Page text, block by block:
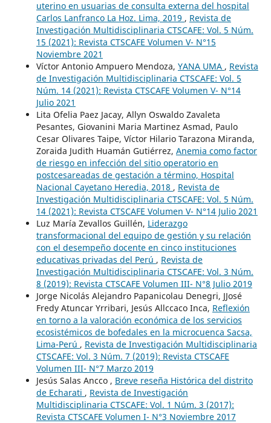
uterino en usuarias de consulta externa del hospital
Carlos Lanfranco La Hoz. Lima, 2019 , Revista de
Investigación Multidisciplinaria CTSCAFE: Vol. 5 Núm.
15 (2021): Revista CTSCAFE Volumen V- N°15
Noviembre 2021
Víctor Antonio Ampuero Mendoza, YANA UMA , Revista
de Investigación Multidisciplinaria CTSCAFE: Vol. 5
Núm. 14 (2021): Revista CTSCAFE Volumen V- N°14
Julio 2021
Lita Ofelia Paez Jacay, Allyn Oswaldo Zavaleta
Pesantes, Giovanini Maria Martinez Asmad, Paulo
Cesar Olivares Taipe, Víctor Hilario Tarazona Miranda,
Zoraida Judith Huamán Gutiérrez, Anemia como factor
de riesgo en infección del sitio operatorio en
postcesareadas de gestación a término, Hospital
Nacional Cayetano Heredia, 2018 , Revista de
Investigación Multidisciplinaria CTSCAFE: Vol. 5 Núm.
14 (2021): Revista CTSCAFE Volumen V- N°14 Julio 2021
Luz María Zevallos Guillén, Liderazgo
transformacional del equipo de gestión y su relación
con el desempeño docente en cinco instituciones
educativas privadas del Perú , Revista de
Investigación Multidisciplinaria CTSCAFE: Vol. 3 Núm.
8 (2019): Revista CTSCAFE Volumen III- N°8 Julio 2019
Jorge Nicolás Alejandro Papanicolau Denegri, JJosé
Fredy Atuncar Yrribari, Jesús Allccaco Inca, Reflexión
en torno a la valoración económica de los servicios
ecosistémicos de bofedales en la microcuenca Sacsa,
Lima-Perú , Revista de Investigación Multidisciplinaria
CTSCAFE: Vol. 3 Núm. 7 (2019): Revista CTSCAFE
Volumen III- N°7 Marzo 2019
Jesús Salas Ancco , Breve reseña Histórica del distrito
de Echarati , Revista de Investigación
Multidisciplinaria CTSCAFE: Vol. 1 Núm. 3 (2017):
Revista CTSCAFE Volumen I- N°3 Noviembre 2017